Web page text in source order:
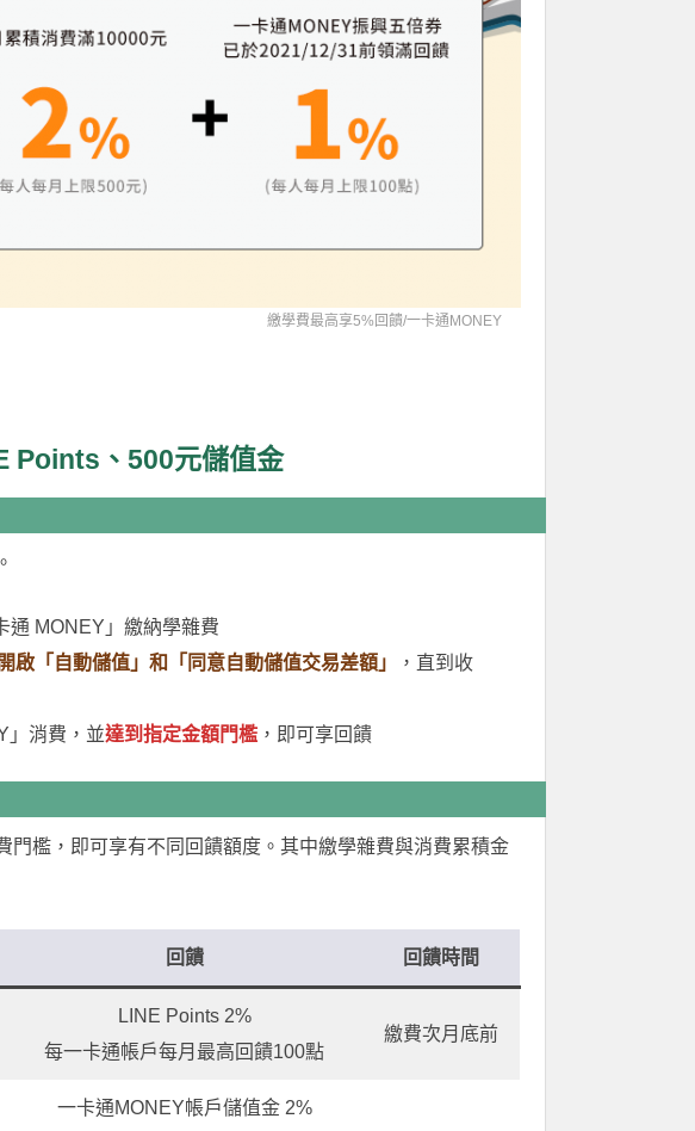
繳學費最高享5%回饋/一卡通MONEY
Points、500元儲值金
通 MONEY」繳納學雜費
啟「自動儲值」和「同意自動儲值交易差額」
，直到收
」消費，並達到指定金額門檻 ，即可享回饋
門檻，即可享有不同回饋額度。其中繳學雜費與消費累積金
回饋 回饋時間
LINE Points 2%
每一卡通帳戶每月最高回饋100點
繳費次月底前
一卡通MONEY帳戶儲值金 2%